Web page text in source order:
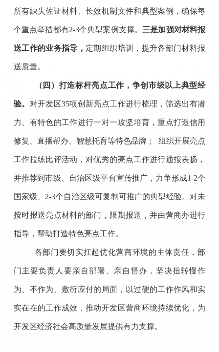
所有缺失佐证材料、长效机制文件和典型案例，确保每
个重点举措都有2-3个典型案例支撑。 三是加强对材料报
送工作的业务指导， 定期组织培训，提升各部门材料报
送质量。
（四）打造标杆亮点工作，争创市级以上典型经
验。 对开发区35项创新亮点工作进行梳理，筛选出有潜
力、有特色的工作进行一对一攻坚培育，重点打造信用
修复、直播帮办、智慧托育等特色品牌 ； 组织开展亮点
工作拉练比评活动，对优秀的亮点工作进行通报表扬，
并推荐到市级、自治区级平台宣传推广，力争形成1-2个
国家级、2-3个自治区级可复制可推广的典型经验。对未
按时报送亮点材料的部门，限期报送，并由营商办进行
指导，帮助打造特色亮点工作。
各部门要切实扛起优化营商环境的主体责任，部
门主要负责人要亲自部署、亲自督办，坚决扭转慢作
为、不作为、敷衍应付的局面，以过硬的工作作风和实
实在在的工作成效，推动开发区营商环境持续优化，为
开发区经济社会高质量发展提供有力支撑。